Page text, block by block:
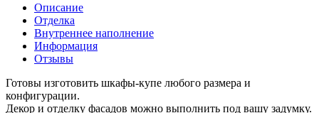
Описание
Отделка
Внутреннее наполнение
Информация
Отзывы
Готовы изготовить шкафы-купе любого размера и
конфигурации.
Декор и отделку фасадов можно выполнить под вашу задумку.